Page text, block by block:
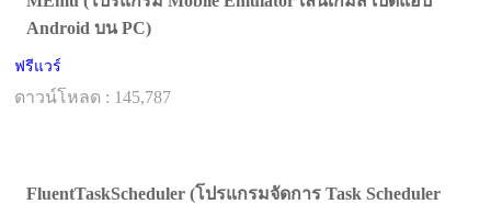
Android บน PC)
ฟรีแวร์
ดาวน์โหลด : 145,787
FluentTaskScheduler (โปรแกรมจัดการ Task Scheduler